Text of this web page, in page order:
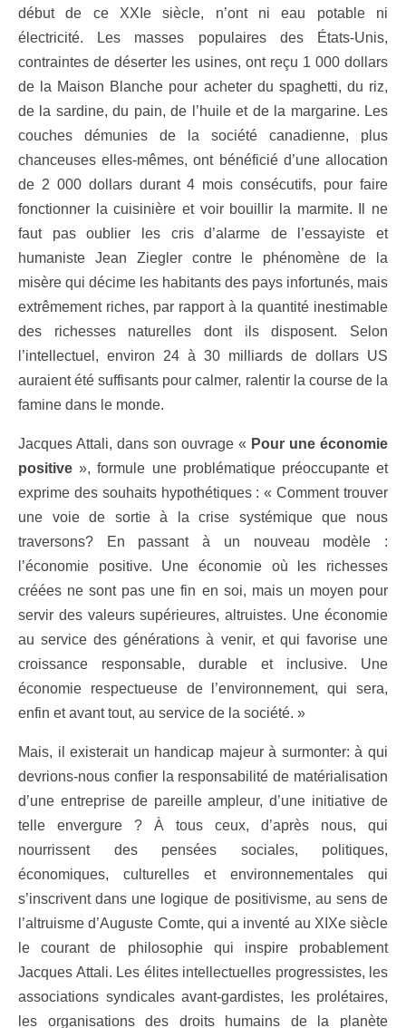
début de ce XXIe siècle, n’ont ni eau potable ni
électricité. Les masses populaires des États-Unis,
contraintes de déserter les usines, ont reçu 1 000 dollars
de la Maison Blanche pour acheter du spaghetti, du riz,
de la sardine, du pain, de l’huile et de la margarine. Les
couches démunies de la société canadienne, plus
chanceuses elles-mêmes, ont bénéficié d’une allocation
de 2 000 dollars durant 4 mois consécutifs, pour faire
fonctionner la cuisinière et voir bouillir la marmite. Il ne
faut pas oublier les cris d’alarme de l’essayiste et
humaniste Jean Ziegler contre le phénomène de la
misère qui décime les habitants des pays infortunés, mais
extrêmement riches, par rapport à la quantité inestimable
des richesses naturelles dont ils disposent. Selon
l’intellectuel, environ 24 à 30 milliards de dollars US
auraient été suffisants pour calmer, ralentir la course de la
famine dans le monde.
Jacques Attali, dans son ouvrage « Pour une économie
positive », formule une problématique préoccupante et
exprime des souhaits hypothétiques : « Comment trouver
une voie de sortie à la crise systémique que nous
traversons? En passant à un nouveau modèle :
l’économie positive. Une économie où les richesses
créées ne sont pas une fin en soi, mais un moyen pour
servir des valeurs supérieures, altruistes. Une économie
au service des générations à venir, et qui favorise une
croissance responsable, durable et inclusive. Une
économie respectueuse de l’environnement, qui sera,
enfin et avant tout, au service de la société. »
Mais, il existerait un handicap majeur à surmonter: à qui
devrions-nous confier la responsabilité de matérialisation
d’une entreprise de pareille ampleur, d’une initiative de
telle envergure ? À tous ceux, d’après nous, qui
nourrissent des pensées sociales, politiques,
économiques, culturelles et environnementales qui
s’inscrivent dans une logique de positivisme, au sens de
l’altruisme d’Auguste Comte, qui a inventé au XIXe siècle
le courant de philosophie qui inspire probablement
Jacques Attali. Les élites intellectuelles progressistes, les
associations syndicales avant-gardistes, les prolétaires,
les organisations des droits humains de la planète